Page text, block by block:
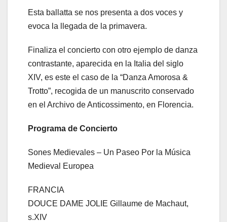
Esta ballatta se nos presenta a dos voces y
evoca la llegada de la primavera.
Finaliza el concierto con otro ejemplo de danza
contrastante, aparecida en la Italia del siglo
XIV, es este el caso de la “Danza Amorosa &
Trotto”, recogida de un manuscrito conservado
en el Archivo de Anticossimento, en Florencia.
Programa de Concierto
Sones Medievales – Un Paseo Por la Música
Medieval Europea
FRANCIA
DOUCE DAME JOLIE Gillaume de Machaut,
s.XIV